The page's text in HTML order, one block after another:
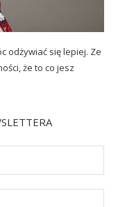
odżywiać się lepiej. Ze
że to co jesz